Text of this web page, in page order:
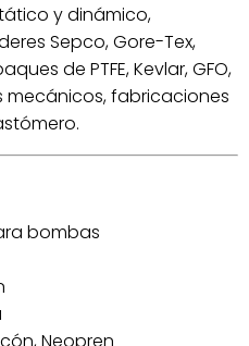
y dinámico,
Sepco, Gore-Tex,
de PTFE, Kevlar, GFO,
mecánicos, fabricaciones
bombas
Neopren